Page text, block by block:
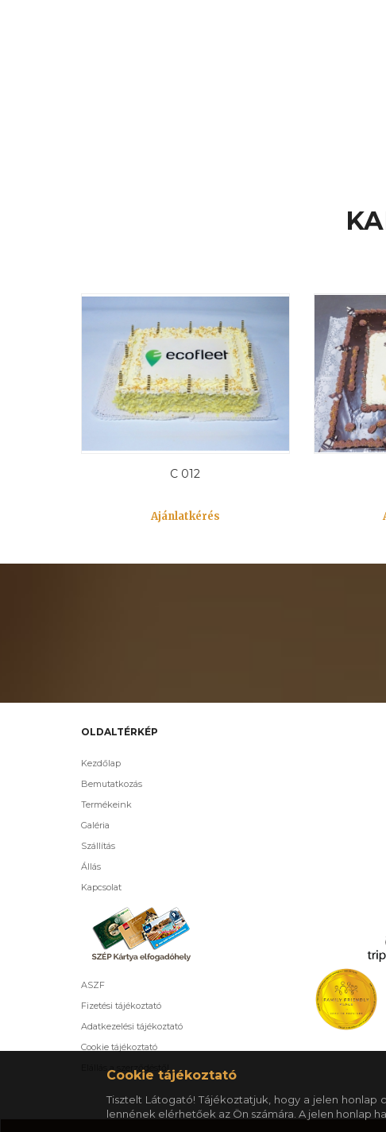
C 012
Ajánlatkérés
OLDALTÉRKÉP
Kezdőlap
Bemutatkozás
Termékeink
Galéria
Szállítás
Állás
Kapcsolat
ASZF
Fizetési tájékoztató
Adatkezelési tájékoztató
Cookie tájékoztató
Elállás a szerződéstől
Cookie tájékoztató
Tisztelt Látogató! Tájékoztatjuk, hogy a jelen
lennének elérhetőek az Ön számára. A jelen honlap